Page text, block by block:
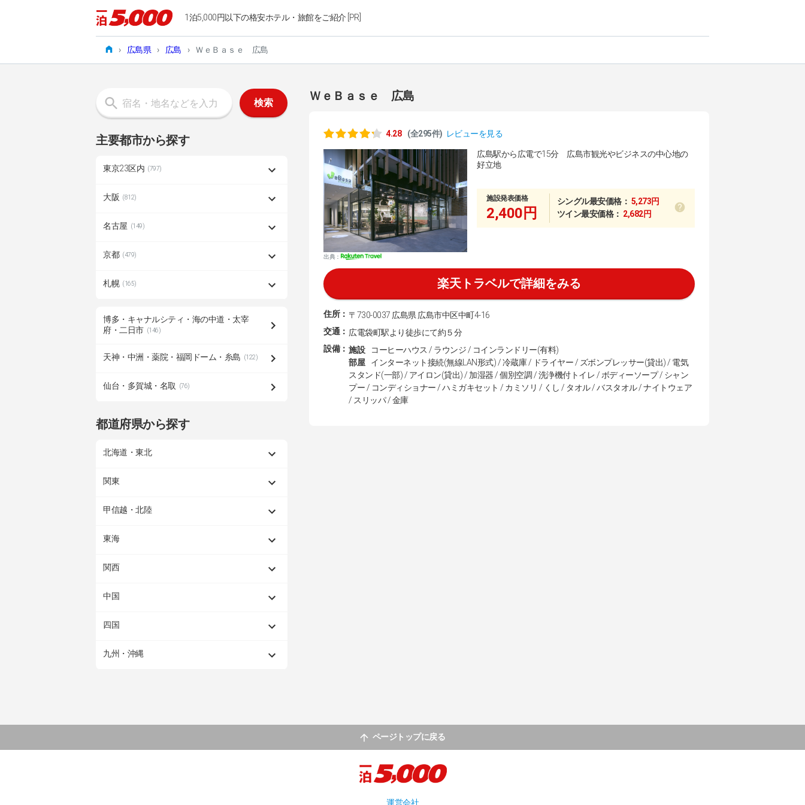
1泊5,000円以下の格安ホテル・旅館をご紹介 [PR]
› 広島県 › 広島 › ＷｅＢａｓｅ 広島
ＷｅＢａｓｅ 広島
4.28 (全295件) レビューを見る
出典：
広島駅から広電で15分 広島市観光やビジネスの中心地の
好立地
施設発表価格
2,400円
シングル最安価格： 5,273円
ツイン最安価格： 2,682円
楽天トラベルで詳細をみる
住所： 〒730-0037 広島県 広島市中区中町4-16
交通： 広電袋町駅より徒歩にて約５分
設備： 施設
コーヒーハウス / ラウンジ / コインランドリー(有料)
部屋
インターネット接続(無線LAN形式) / 冷蔵庫 / ドライヤー / ズボンプレッサー(貸出) / 電気
スタンド(一部) / アイロン(貸出) / 加湿器 / 個別空調 / 洗浄機付トイレ / ボディーソープ / シャン
プー / コンディショナー / ハミガキセット / カミソリ / くし / タオル / バスタオル / ナイトウェア
/ スリッパ / 金庫
検索
主要都市から探す
東京23区内 (797)
大阪 (812)
名古屋 (149)
京都 (479)
札幌 (165)
博多・キャナルシティ・海の中道・太宰
府・二日市 (146)
天神・中洲・薬院・福岡ドーム・糸島 (122)
仙台・多賀城・名取 (76)
都道府県から探す
北海道・東北
関東
甲信越・北陸
東海
関西
中国
四国
九州・沖縄
ページトップに戻る
運営会社